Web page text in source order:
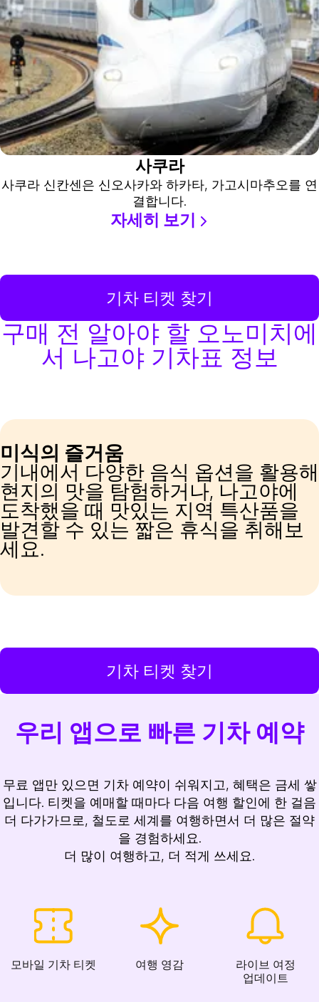
사쿠라
사쿠라 신칸센은 신오사카와 하카타, 가고시마추오를 연
결합니다.
자세히 보기
기차 티켓 찾기
구매 전 알아야 할 오노미치에
서 나고야 기차표 정보
미식의 즐거움
기내에서 다양한 음식 옵션을 활용해
현지의 맛을 탐험하거나, 나고야에
도착했을 때 맛있는 지역 특산품을
발견할 수 있는 짧은 휴식을 취해보
세요.
기차 티켓 찾기
우리 앱으로 빠른 기차 예약
무료 앱만 있으면 기차 예약이 쉬워지고, 혜택은 금세 쌓
입니다. 티켓을 예매할 때마다 다음 여행 할인에 한 걸음
더 다가가므로, 철도로 세계를 여행하면서 더 많은 절약
을 경험하세요.
더 많이 여행하고, 더 적게 쓰세요.
모바일 기차 티켓 여행 영감
라이브 여정
업데이트